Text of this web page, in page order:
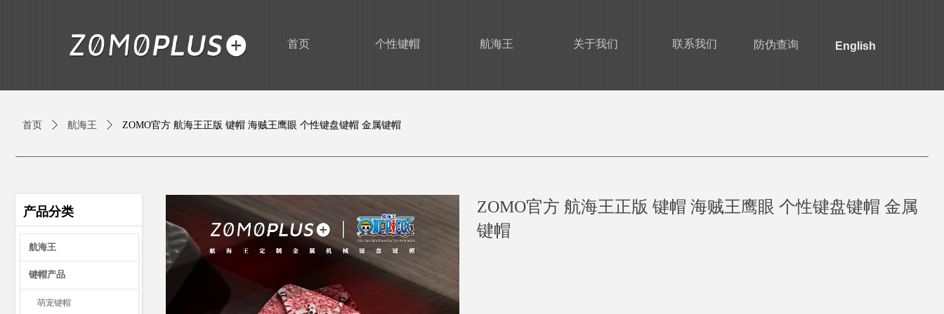
首页 个性键帽 航海王 关于我们 联系我们 English
防伪查询
ZOMO官方 航海王正版 键帽 海贼王鹰眼 个性键盘键帽 金属
键帽
首页 ꄲ 航海王 ꄲ ZOMO官方 航海王正版 键帽 海贼王鹰眼 个性键盘键帽 金属键帽
产品分类
航海王
键帽产品
萌宠键帽